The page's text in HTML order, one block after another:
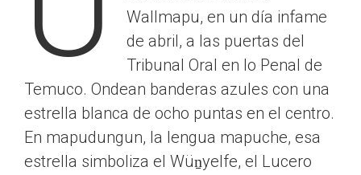
Wallmapu, en un día infame
de abril, a las puertas del
Tribunal Oral en lo Penal de
Temuco. Ondean banderas azules con una
estrella blanca de ocho puntas en el centro.
En mapudungun, la lengua mapuche, esa
estrella simboliza el Wüṉyelfe, el Lucero